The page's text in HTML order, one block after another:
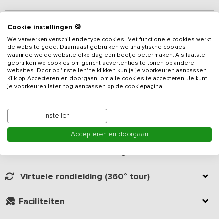
Beschrijving
In het Overijsselse Salland, ligt op een bosrijk plekje aan het water
dit 8-persoons vakantiehuis. Je beschikt over 4 slaapkamers, een
sauna, een bubbelbad buiten, een vissershut, speeltoestellen en
om het geheel af te ronden een privé-strandje, waar je kunt
zwemmen, vissen en varen met een roeiboot. Een ideale plek
zich hier uitstekend vermaken.
Niet alleen de ligging maakt ditvakantieadresuniek, ook de
indeling is verrassend. Doordat de slaapkamers zich beneden
banken en fauteuils kun je heerlijk relaxen, terwijl de elektrische
haard voor extra sfeer zorgt. In een hoek staat een tafeltje met
computer en een kast met boeken en gezelschapsspelen. De
open keuken is o.a. voorzien van een keramische kookplaat, een
Kamer indeling
Virtuele rondleiding (360° tour)
Faciliteiten
Cookie instellingen 🍪
We verwerken verschillende type cookies. Met functionele cookies werkt
de website goed. Daarnaast gebruiken we analytische cookies
waarmee we de website elke dag een beetje beter maken. Als laatste
gebruiken we cookies om gericht advertenties te tonen op andere
websites. Door op 'Instellen' te klikken kun je je voorkeuren aanpassen.
Klik op 'Accepteren en doorgaan' om alle cookies te accepteren. Je kunt
je voorkeuren later nog aanpassen op de cookiepagina.
Instellen
Accepteren en doorgaan